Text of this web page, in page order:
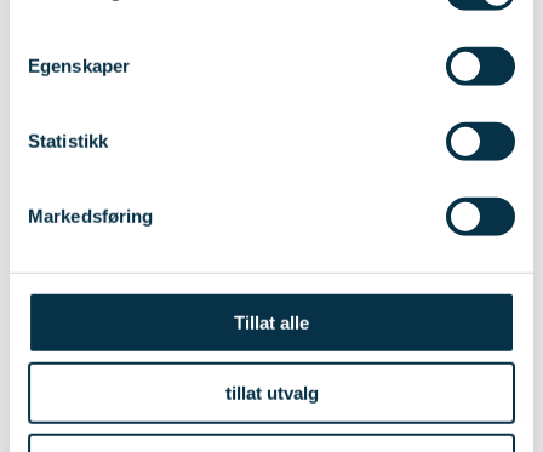
Egenskaper
Statistikk
Markedsføring
Tillat alle
tillat utvalg
Sted: Farris Bad